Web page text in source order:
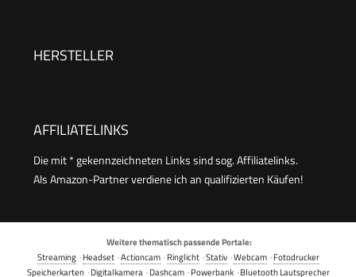
Stummschaltung und Reverb für Vlogging,
HERSTELLER
AFFILIATELINKS
Die mit * gekennzeichneten Links sind sog. Affiliatelinks.
Als Amazon-Partner verdiene ich an qualifizierten Käufen!
Weitere thematisch passende Portale:
Streaming·Headset·Actioncam·Ringlicht·Stativ·Webcam·Fotodrucker
Speicherkarten·Digitalkamera·Dashcam·Powerbank·Bluetooth Lautsprecher